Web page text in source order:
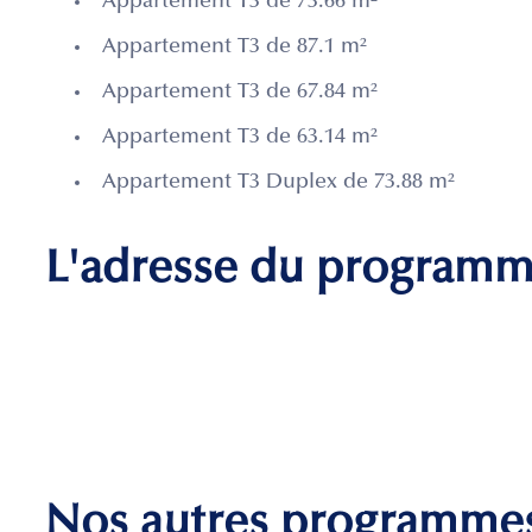
Appartement T3 de 87.1 m²
Appartement T3 de 67.84 m²
Appartement T3 de 63.14 m²
Appartement T3 Duplex de 73.88 m²
L'adresse du